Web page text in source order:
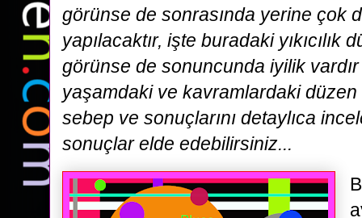
görünse de sonrasında yerine çok
yapılacaktır, işte buradaki yıkıcılık
görünse de sonuncunda iyilik
yaşamdaki ve kavramlardaki
sebep ve sonuçlarını detaylıca
sonuçlar elde edebilirsiniz...